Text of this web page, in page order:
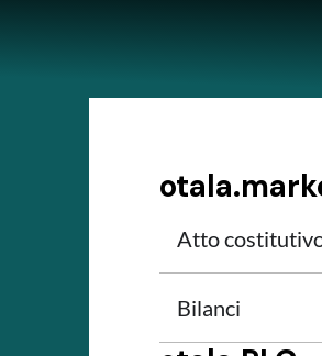
Atto
Bilanci